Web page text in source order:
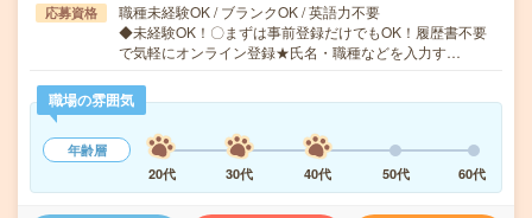
応募資格
職種未経験OK / ブランクOK / 英語力不要
◆未経験OK！〇まずは事前登録だけでもOK！履歴書不要
で気軽にオンライン登録★氏名・職種などを入力す…
職場の雰囲気
年齢層
20代
30代 40代 50代 60代